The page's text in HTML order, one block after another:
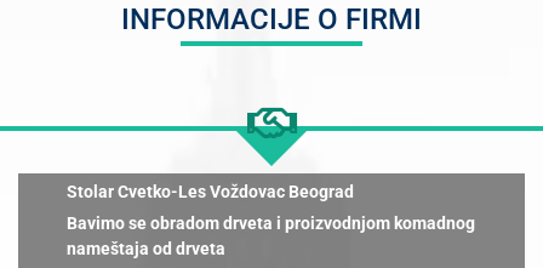
INFORMACIJE O FIRMI
Stolar Cvetko-Les Voždovac Beograd
Bavimo se obradom drveta i proizvodnjom komadnog
nameštaja od drveta